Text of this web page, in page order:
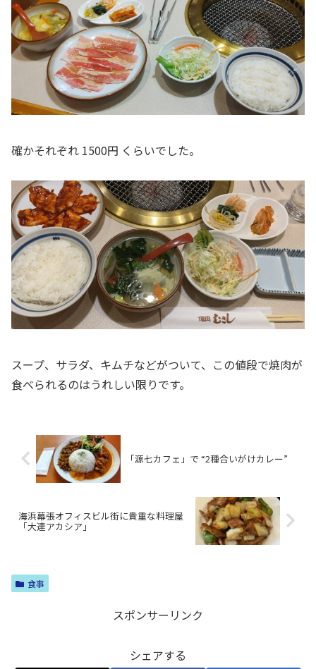
確かそれぞれ 1500円 くらいでした。
スープ、サラダ、キムチなどがついて、この値段で焼肉が
食べられるのはうれしい限りです。
「源七カフェ」で “2種合いがけカレー”
海浜幕張オフィスビル街に貴重な料理屋
「大連アカシア」
食事
スポンサーリンク
シェアする